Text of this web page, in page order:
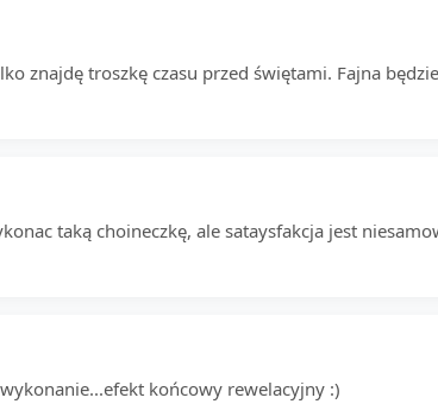
znajdę troszkę czasu przed świętami. Fajna
taką choineczkę, ale sataysfakcja jest
końcowy rewelacyjny :)